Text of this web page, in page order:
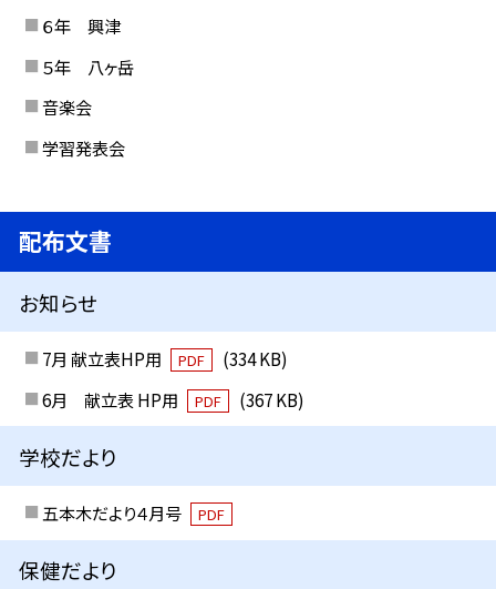
６年 興津
５年 八ヶ岳
音楽会
学習発表会
配布文書
お知らせ
7月 献立表HP用 PDF
(334 KB)
6月 献立表 HP用
PDF (367 KB)
学校だより
五本木だより４月号 PDF
保健だより